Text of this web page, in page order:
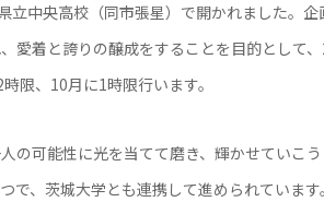
立中央高校（同市張星）で開かれました。
愛着と誇りの醸成をすることを目的として
限、10月に1時限行います。
の可能性に光を当てて磨き、輝かせていこ
で、茨城大学とも連携して進められていま